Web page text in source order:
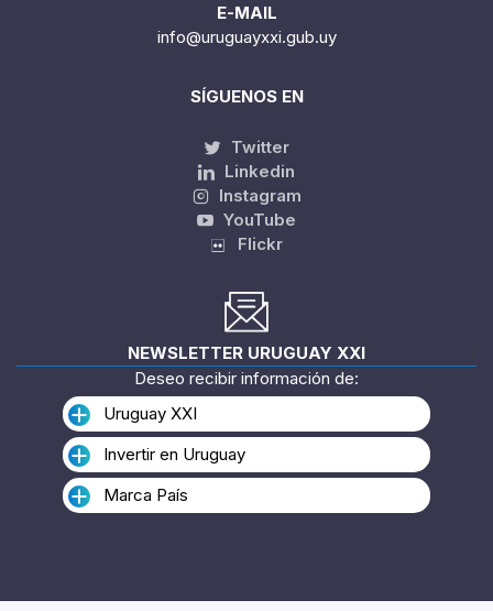
E-MAIL
info@uruguayxxi.gub.uy
SÍGUENOS EN
Twitter
Linkedin
Instagram
YouTube
Flickr
NEWSLETTER URUGUAY XXI
Deseo recibir información de:
Uruguay XXI
Invertir en Uruguay
Marca País